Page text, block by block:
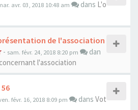
avr. 03, 2018 10:48 am dans L'o
de l'association
- sam. févr. 24, 2018 8:20 pm
dan
l'association
févr. 16, 2018 8:09 pm dans Vot